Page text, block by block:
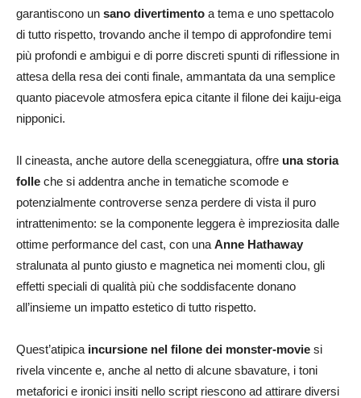
garantiscono un sano divertimento a tema e uno spettacolo
di tutto rispetto, trovando anche il tempo di approfondire temi
più profondi e ambigui e di porre discreti spunti di riflessione in
attesa della resa dei conti finale, ammantata da una semplice
quanto piacevole atmosfera epica citante il filone dei kaiju-eiga
nipponici.
Il cineasta, anche autore della sceneggiatura, offre una storia
folle che si addentra anche in tematiche scomode e
potenzialmente controverse senza perdere di vista il puro
intrattenimento: se la componente leggera è impreziosita dalle
ottime performance del cast, con una Anne Hathaway
stralunata al punto giusto e magnetica nei momenti clou, gli
effetti speciali di qualità più che soddisfacente donano
all’insieme un impatto estetico di tutto rispetto.
Quest’atipica incursione nel filone dei monster-movie si
rivela vincente e, anche al netto di alcune sbavature, i toni
metaforici e ironici insiti nello script riescono ad attirare diversi